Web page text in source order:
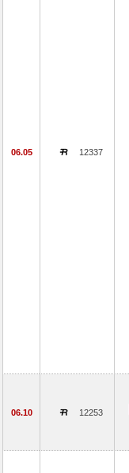
06.05 12337
06.10 12253